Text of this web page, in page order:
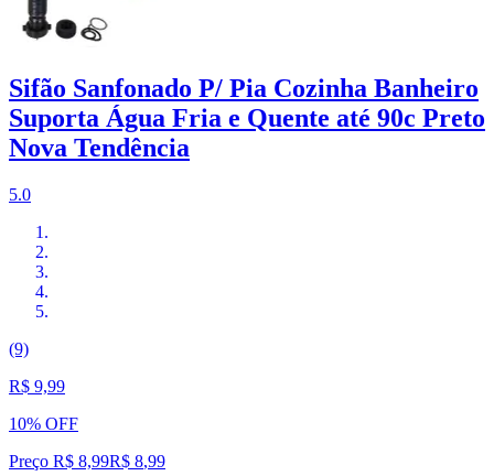
Sifão Sanfonado P/ Pia Cozinha Banheiro
Suporta Água Fria e Quente até 90c Preto
Nova Tendência
5.0
(9)
R$ 9,99
10% OFF
Preço R$ 8,99R$ 8,99